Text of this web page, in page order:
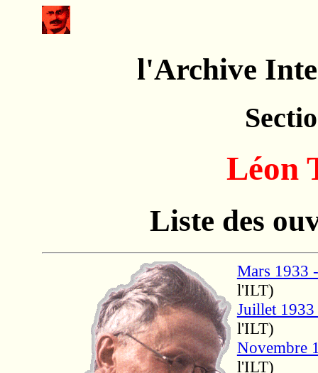
l'Archive
Léon
Liste des
Mars 1933
l'ILT)
Juillet
l'ILT)
Novembre
l'ILT)